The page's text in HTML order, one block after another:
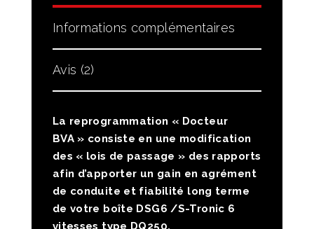
Informations complémentaires
Avis (2)
La reprogrammation « Docteur
BVA » consiste en une modification
des « lois de passage » des rapports
afin d’apporter un gain en agrément
de conduite et fiabilité long terme
de votre boîte DSG6 /S-Tronic 6
vitesses type DQ250.